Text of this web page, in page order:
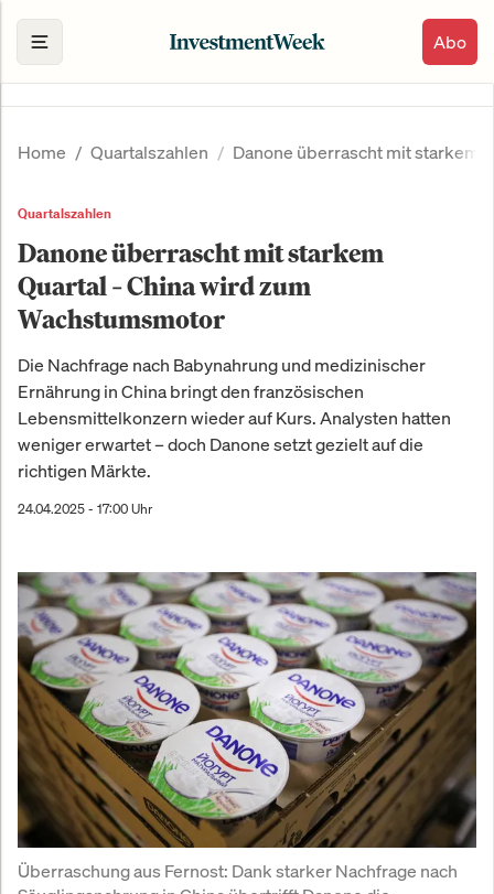
Abo
Home Quartalszahlen Danone überrascht mit starkem
Quartalszahlen
Danone überrascht mit starkem
Quartal – China wird zum
Wachstumsmotor
Die Nachfrage nach Babynahrung und medizinischer
Ernährung in China bringt den französischen
Lebensmittelkonzern wieder auf Kurs. Analysten hatten
weniger erwartet – doch Danone setzt gezielt auf die
richtigen Märkte.
24.04.2025 - 17:00 Uhr
Überraschung aus Fernost: Dank starker Nachfrage nach